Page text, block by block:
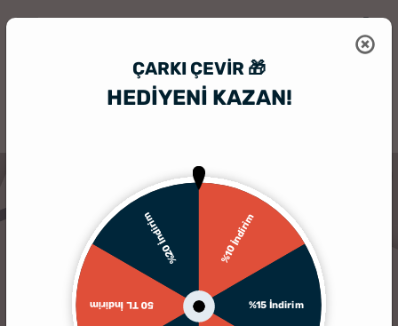
ÇARKI ÇEVIR 🎁
HEDİYENİ KAZAN!
%10 İndirim
%15 İndirim
50 TL İndirim
%20 İndirim